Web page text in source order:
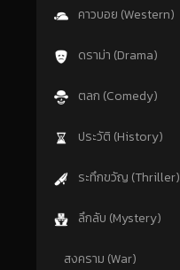
คาวบอย (Western)
ดราม่า (Drama)
ตลก (Comedy)
ประวัติ (History)
ระทึกขวัญ (Thriller)
ลึกลับ (Mystery)
สงคราม (War)